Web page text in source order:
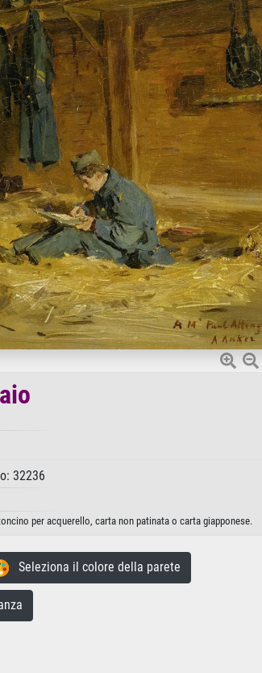
32236
per acquerello, carta non patinata o carta giapponese.
Seleziona il colore della parete